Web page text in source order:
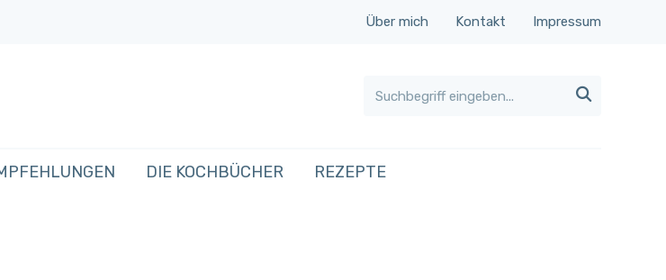
Über mich Kontakt Impressum

DIE KOCHBÜCHER REZEPTE